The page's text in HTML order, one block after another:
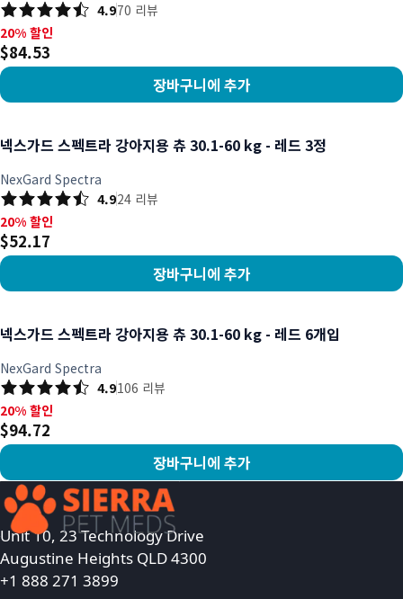
4.970 리뷰
20% 할인, $84.53
20% 할인
$84.53
장바구니에 추가
넥스가드 스펙트라 강아지용 츄 30.1-60 kg - 레드 3정
NexGard Spectra
4.924 리뷰
20% 할인, $52.17
20% 할인
$52.17
장바구니에 추가
넥스가드 스펙트라 강아지용 츄 30.1-60 kg - 레드 6개입
NexGard Spectra
4.9106 리뷰
20% 할인, $94.72
20% 할인
$94.72
장바구니에 추가
상품 보기
Unit 10, 23 Technology Drive
Augustine Heights QLD 4300
+1 888 271 3899